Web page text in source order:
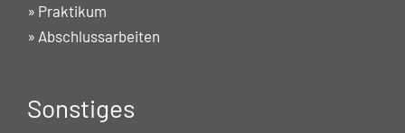
» Praktikum
» Abschlussarbeiten
Sonstiges